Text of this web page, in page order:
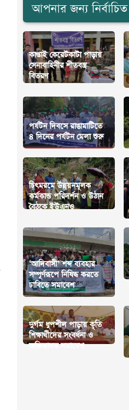
আপনার জন্য নির্বাচিত
কাপ্তাই কেরেটকাটা পাড়ায়
সেনাবাহিনীর শীতবস্ত্র
বিতরণ
পর্যটন দিবসে রাঙামাটিতে
৪ দিনের পর্যটন মেলা শুরু
চিৎমরমে উন্নয়নমূলক
কর্মকান্ড পরিদর্শন ও উঠান
বৈঠকে ইউএনও
‘আদিবাসী’ শব্দ ব্যবহার
সম্পূর্ণরূপে নিষিদ্ধ করতে
ঢাবিতে সমাবেশ
দুর্গম ধুপশীল পাড়ায় কৃতি
শিক্ষার্থীদের সংবর্ধনা ও
অভিভাবক সমাবেশ